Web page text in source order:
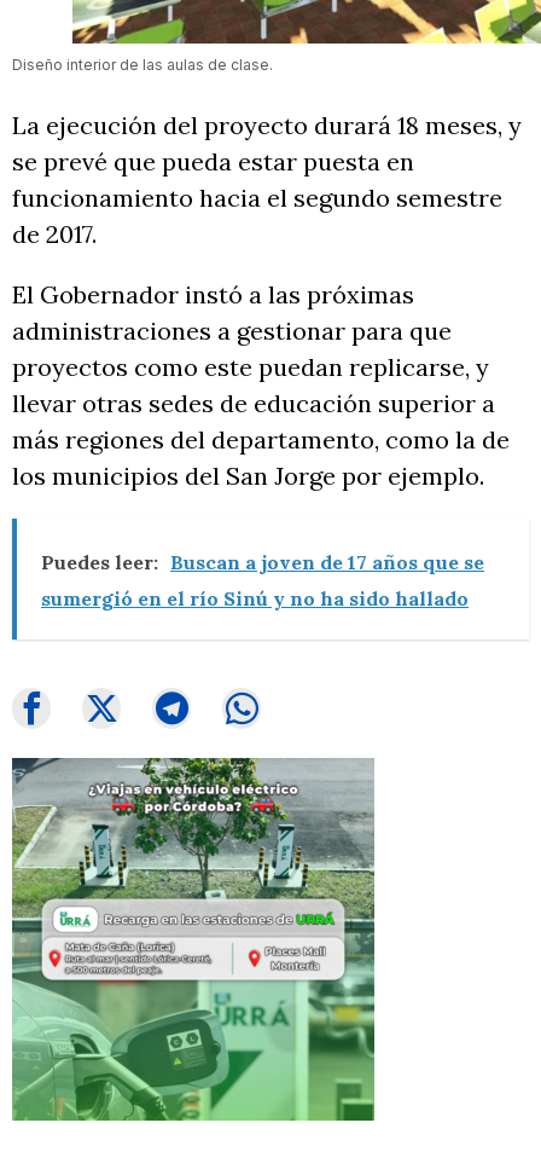
Diseño interior de las aulas de clase.
La ejecución del proyecto durará 18 meses, y
se prevé que pueda estar puesta en
funcionamiento hacia el segundo semestre
de 2017.
El Gobernador instó a las próximas
administraciones a gestionar para que
proyectos como este puedan replicarse, y
llevar otras sedes de educación superior a
más regiones del departamento, como la de
los municipios del San Jorge por ejemplo.
Puedes leer: Buscan a joven de 17 años que se
sumergió en el río Sinú y no ha sido hallado